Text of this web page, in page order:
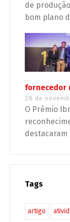
de
bom plano
fornecedor
28 de
O Prêmio
destacaram
Tags
artigo